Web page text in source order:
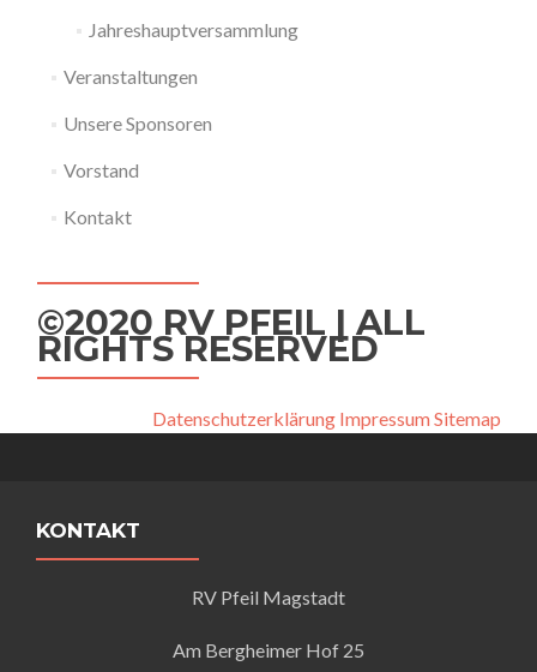
Jahreshauptversammlung
Veranstaltungen
Unsere Sponsoren
Vorstand
Kontakt
©2020 RV PFEIL | ALL
RIGHTS RESERVED
Datenschutzerklärung ImpressumSitemap
KONTAKT
RV Pfeil Magstadt
Am Bergheimer Hof 25